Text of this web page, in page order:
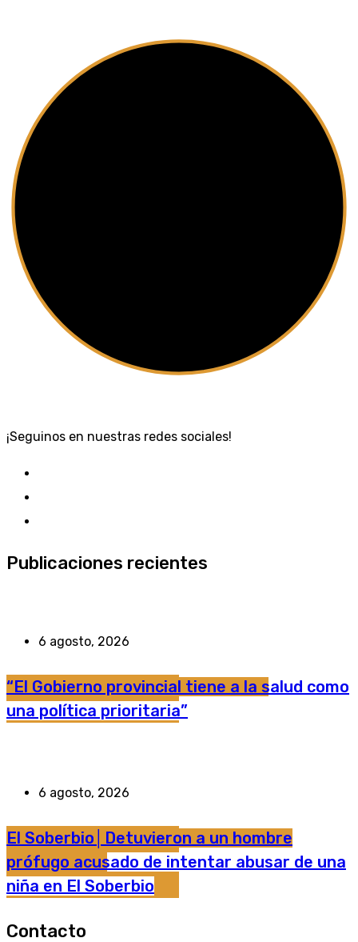
¡Seguinos en nuestras redes sociales!
Publicaciones recientes
6 agosto, 2026
“El Gobierno provincial tiene a la salud como
una política prioritaria”
6 agosto, 2026
El Soberbio│Detuvieron a un hombre
prófugo acusado de intentar abusar de una
niña en El Soberbio
Contacto